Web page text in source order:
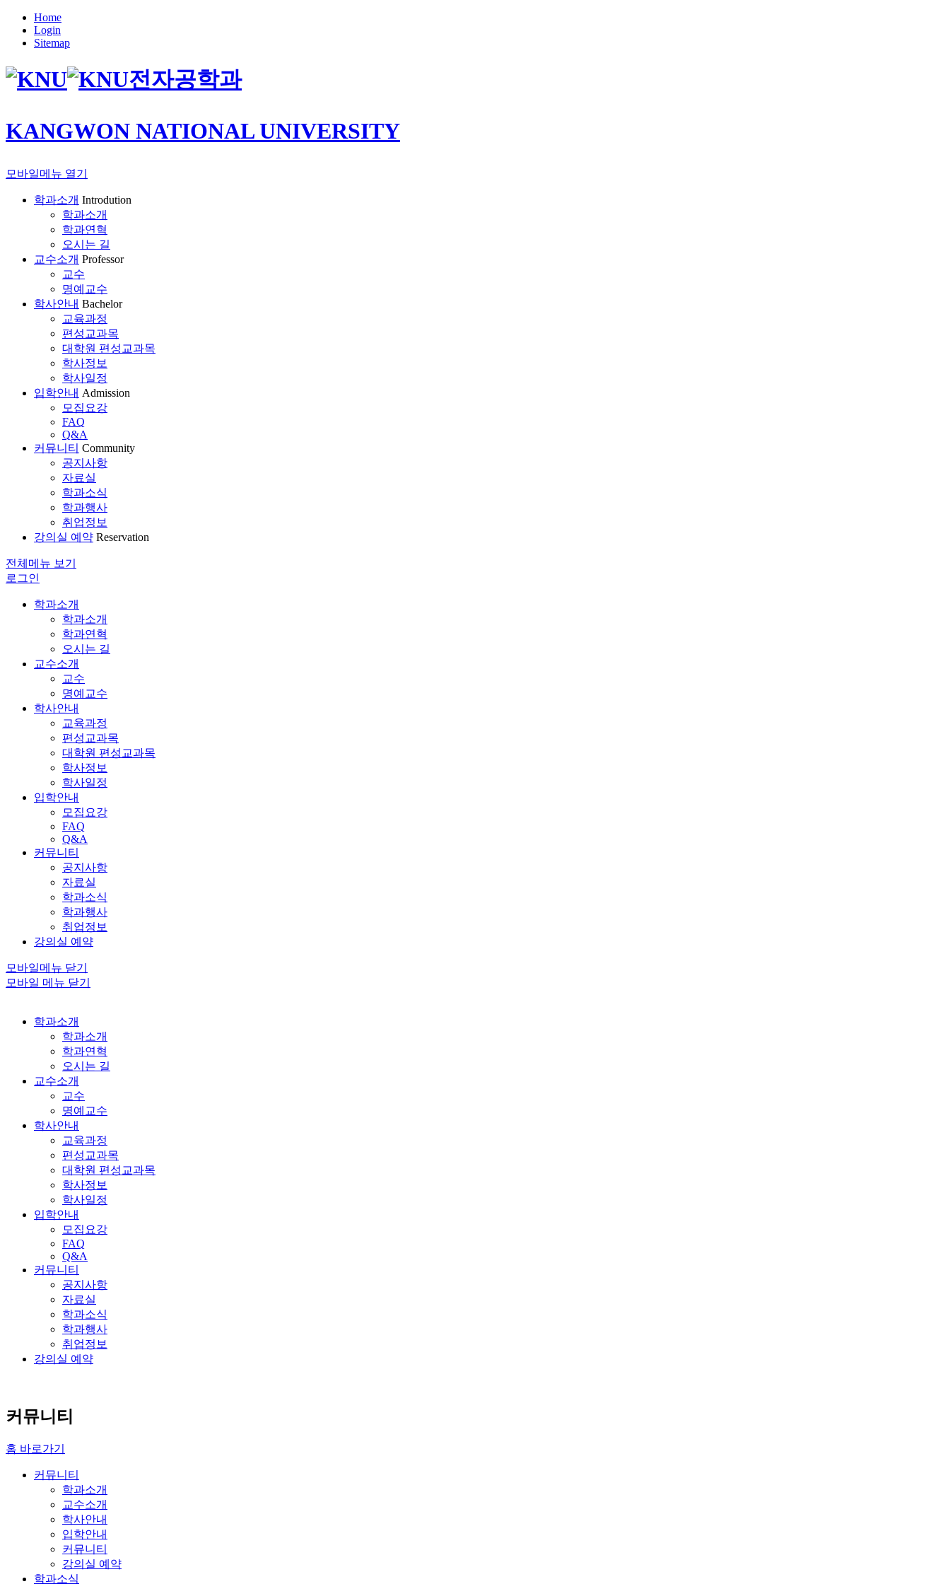
Home
Login
Sitemap
전자공학과
KANGWON NATIONAL UNIVERSITY
모바일메뉴 열기
학과소개 Introdution
학과소개
학과연혁
오시는 길
교수소개 Professor
교수
명예교수
학사안내 Bachelor
교육과정
편성교과목
대학원 편성교과목
학사정보
학사일정
입학안내 Admission
모집요강
FAQ
Q&A
커뮤니티 Community
공지사항
자료실
학과소식
학과행사
취업정보
강의실 예약 Reservation
전체메뉴 보기
로그인
학과소개
학과소개
학과연혁
오시는 길
교수소개
교수
명예교수
학사안내
교육과정
편성교과목
대학원 편성교과목
학사정보
학사일정
입학안내
모집요강
FAQ
Q&A
커뮤니티
공지사항
자료실
학과소식
학과행사
취업정보
강의실 예약
모바일메뉴 닫기
모바일 메뉴 닫기
학과소개
학과소개
학과연혁
오시는 길
교수소개
교수
명예교수
학사안내
교육과정
편성교과목
대학원 편성교과목
학사정보
학사일정
입학안내
모집요강
FAQ
Q&A
커뮤니티
공지사항
자료실
학과소식
학과행사
취업정보
강의실 예약
커뮤니티
홈 바로가기
커뮤니티
학과소개
교수소개
학사안내
입학안내
커뮤니티
강의실 예약
학과소식